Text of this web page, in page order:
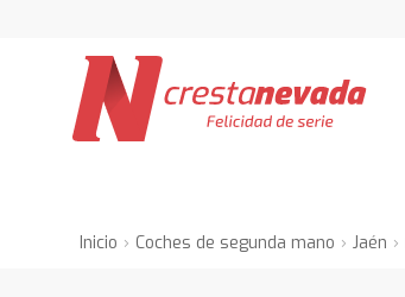
Inicio Coches de segunda mano Jaén